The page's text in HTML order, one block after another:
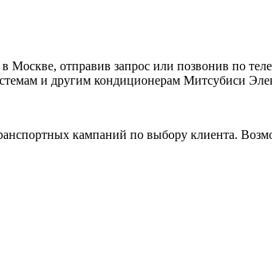
отправив запрос или позвонив по
и другим кондиционерам Митсубиси
кампаний по выбору клиента.